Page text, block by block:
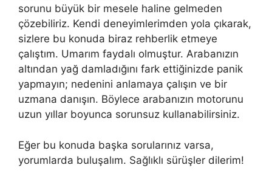
sorunu büyük bir mesele haline gelmeden
çözebiliriz. Kendi deneyimlerimden yola çıkarak,
sizlere bu konuda biraz rehberlik etmeye
çalıştım. Umarım faydalı olmuştur. Arabanızın
altından yağ damladığını fark ettiğinizde panik
yapmayın; nedenini anlamaya çalışın ve bir
uzmana danışın. Böylece arabanızın motorunu
uzun yıllar boyunca sorunsuz kullanabilirsiniz.
Eğer bu konuda başka sorularınız varsa,
yorumlarda buluşalım. Sağlıklı sürüşler dilerim!